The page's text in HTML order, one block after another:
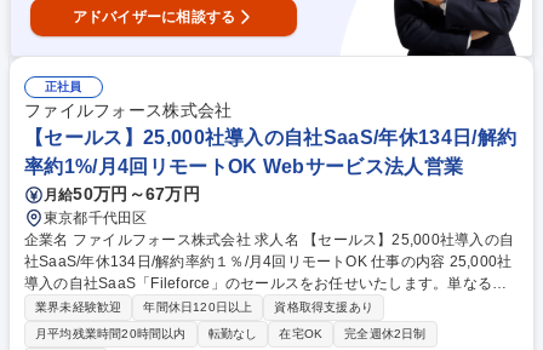
アドバイザーに相談する
正社員
ファイルフォース株式会社
【セールス】25,000社導入の自社SaaS/年休134日/解約
率約1%/月4回リモートOK Webサービス法人営業
月給50万円～67万円
東京都千代田区
企業名 ファイルフォース株式会社 求人名 【セールス】25,000社導入の自
社SaaS/年休134日/解約率約１％/月4回リモートOK 仕事の内容 25,000社
導入の自社SaaS「Fileforce」のセールスをお任せいたします。単なるプ
ロダクト提案にとどまらず、顧客の業務や課題を深く理解し、最適な導
入・活用の在り方を設計することが求められます。 【詳細】マーケティン
業界未経験歓迎 年間休日120日以上
資格取得支援あり
月平均残業時間20時間以内
転勤なし 在宅OK
完全週休2日制